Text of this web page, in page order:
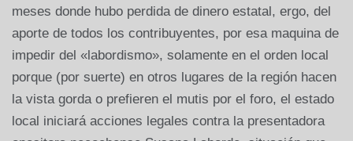
meses donde hubo perdida de dinero estatal, ergo, del
aporte de todos los contribuyentes, por esa maquina de
impedir del «labordismo», solamente en el orden local
porque (por suerte) en otros lugares de la región hacen
la vista gorda o prefieren el mutis por el foro, el estado
local iniciará acciones legales contra la presentadora